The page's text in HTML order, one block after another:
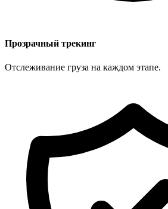
Прозрачный трекинг
Отслеживание груза на каждом этапе.